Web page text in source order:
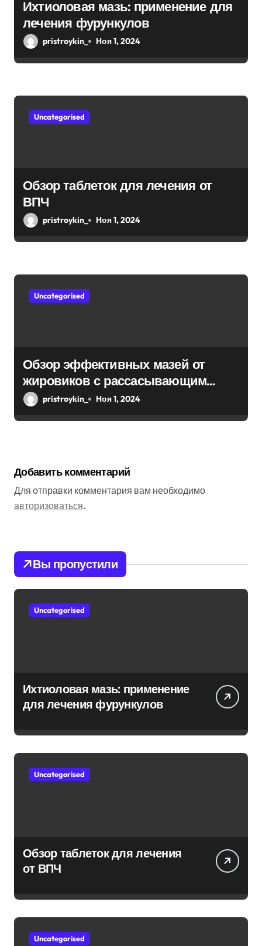
и
с
я
Ихтиоловая мазь: применение для
лечения фурункулов
pristroykin_ Ноя 1, 2024
Uncategorised
Обзор таблеток для лечения от
ВПЧ
pristroykin_ Ноя 1, 2024
Uncategorised
Обзор эффективных мазей от
жировиков с рассасывающим
эффектом
pristroykin_ Ноя 1, 2024
Добавить комментарий
Для отправки комментария вам необходимо
авторизоваться.
Вы пропустили
Uncategorised
Ихтиоловая мазь: применение
для лечения фурункулов
Uncategorised
Обзор таблеток для лечения
от ВПЧ
Uncategorised